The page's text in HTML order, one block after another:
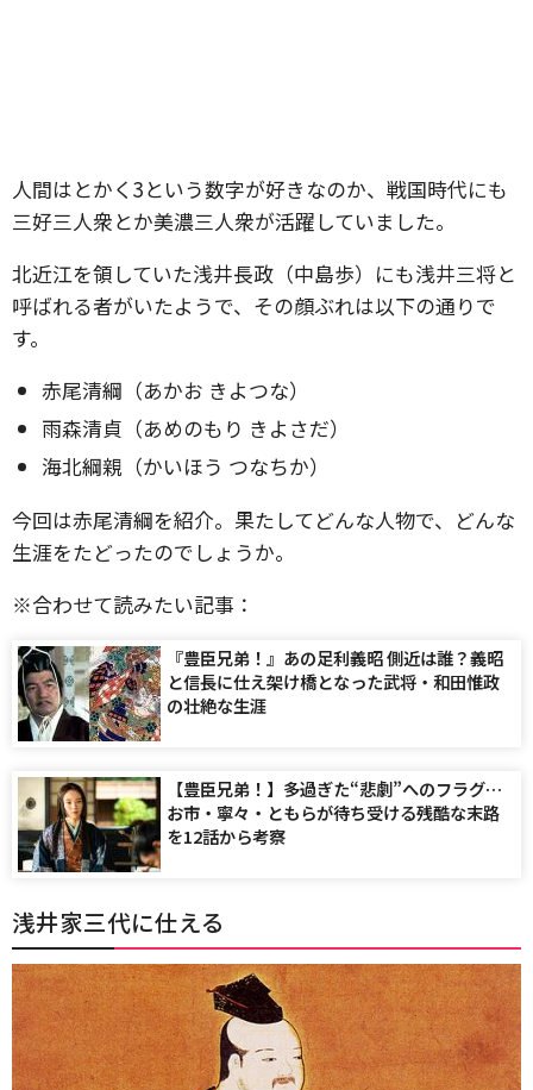
人間はとかく3という数字が好きなのか、戦国時代にも
三好三人衆とか美濃三人衆が活躍していました。
北近江を領していた浅井長政（中島歩）にも浅井三将と
呼ばれる者がいたようで、その顔ぶれは以下の通りで
す。
赤尾清綱（あかお きよつな）
雨森清貞（あめのもり きよさだ）
海北綱親（かいほう つなちか）
今回は赤尾清綱を紹介。果たしてどんな人物で、どんな
生涯をたどったのでしょうか。
※合わせて読みたい記事：
『豊臣兄弟！』あの足利義昭 側近は誰？義昭
と信長に仕え架け橋となった武将・和田惟政
の壮絶な生涯
【豊臣兄弟！】多過ぎた“悲劇”へのフラグ…
お市・寧々・ともらが待ち受ける残酷な末路
を12話から考察
浅井家三代に仕える